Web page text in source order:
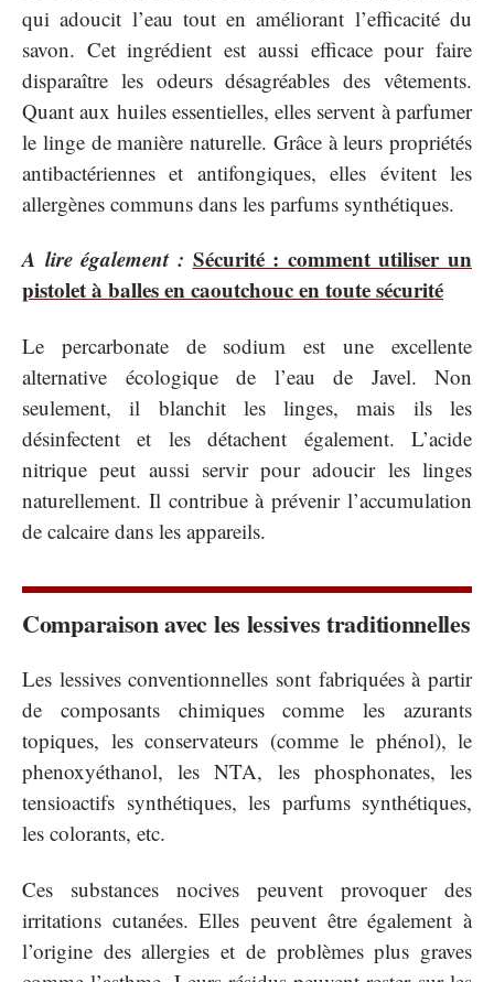
qui adoucit l’eau tout en améliorant l’efficacité du
savon. Cet ingrédient est aussi efficace pour faire
disparaître les odeurs désagréables des vêtements.
Quant aux huiles essentielles, elles servent à parfumer
le linge de manière naturelle. Grâce à leurs propriétés
antibactériennes et antifongiques, elles évitent les
allergènes communs dans les parfums synthétiques.
A lire également : Sécurité : comment utiliser un
pistolet à balles en caoutchouc en toute sécurité
Le percarbonate de sodium est une excellente
alternative écologique de l’eau de Javel. Non
seulement, il blanchit les linges, mais ils les
désinfectent et les détachent également. L’acide
nitrique peut aussi servir pour adoucir les linges
naturellement. Il contribue à prévenir l’accumulation
de calcaire dans les appareils.
Comparaison avec les lessives traditionnelles
Les lessives conventionnelles sont fabriquées à partir
de composants chimiques comme les azurants
topiques, les conservateurs (comme le phénol), le
phenoxyéthanol, les NTA, les phosphonates, les
tensioactifs synthétiques, les parfums synthétiques,
les colorants, etc.
Ces substances nocives peuvent provoquer des
irritations cutanées. Elles peuvent être également à
l’origine des allergies et de problèmes plus graves